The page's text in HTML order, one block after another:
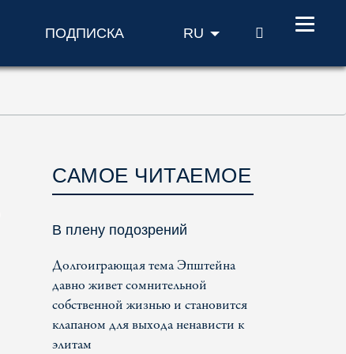
ПОДПИСКА RU ПОИСК
САМОЕ ЧИТАЕМОЕ
В плену подозрений
Долгоиграющая тема Эпштейна
давно живет сомнительной
собственной жизнью и становится
клапаном для выхода ненависти к
элитам